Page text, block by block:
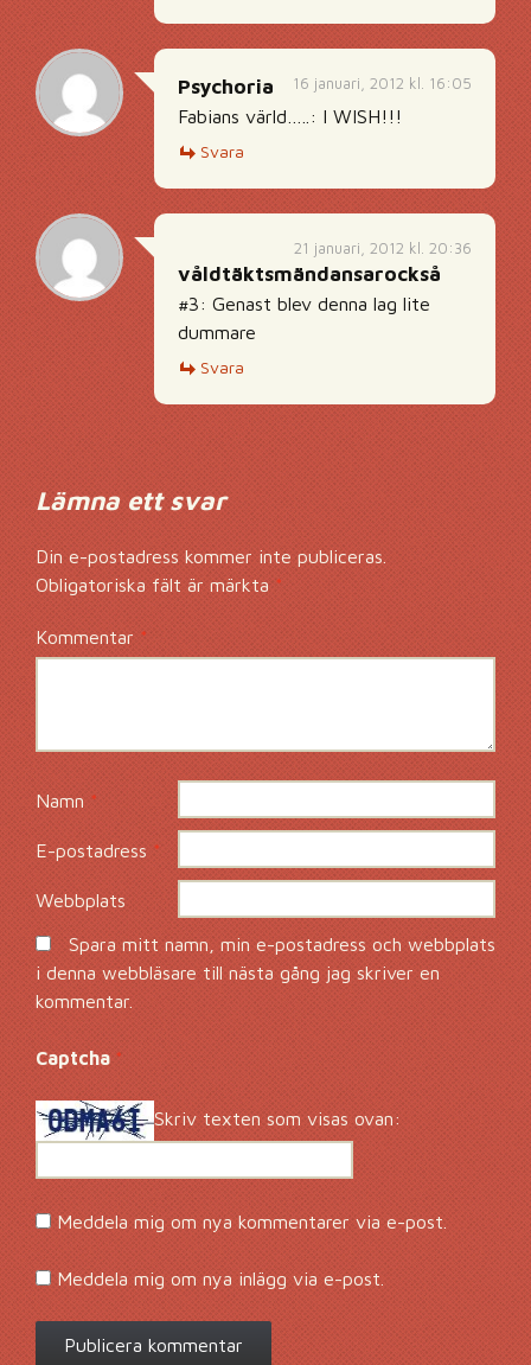
16 januari, 2012 kl. 16:05
Psychoria
Fabians värld…..: I WISH!!!
Svara
21 januari, 2012 kl. 20:36
våldtäktsmändansarockså
#3: Genast blev denna lag lite
dummare
Svara
Lämna ett svar
Din e-postadress kommer inte publiceras.
Obligatoriska fält är märkta*
Kommentar *
Namn *
E-postadress *
Webbplats
Spara mitt namn, min e-postadress och webbplats
i denna webbläsare till nästa gång jag skriver en
kommentar.
Captcha*
Skriv texten som visas ovan:
Meddela mig om nya kommentarer via e-post.
Meddela mig om nya inlägg via e-post.